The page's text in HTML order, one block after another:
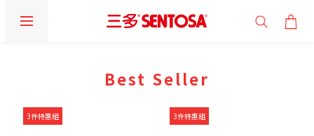
Best Seller
3件特惠組 3件特惠組